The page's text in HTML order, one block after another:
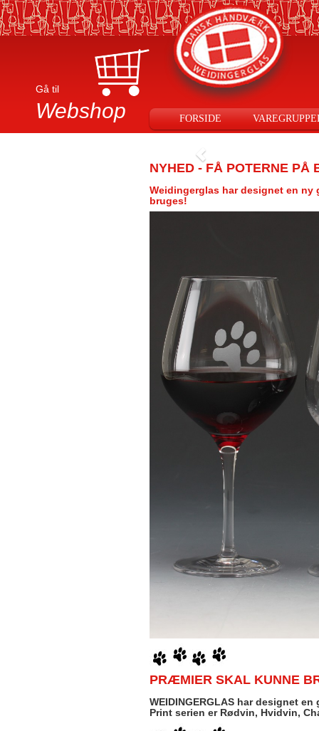
Gå til
Webshop FORSIDE
NYHED - FÅ POTERNE PÅ
Weidingerglas har designet en
bruges!
PRÆMIER SKAL KUNNE
WEIDINGERGLAS har designet en
Print serien er Rødvin, Hvidvin,